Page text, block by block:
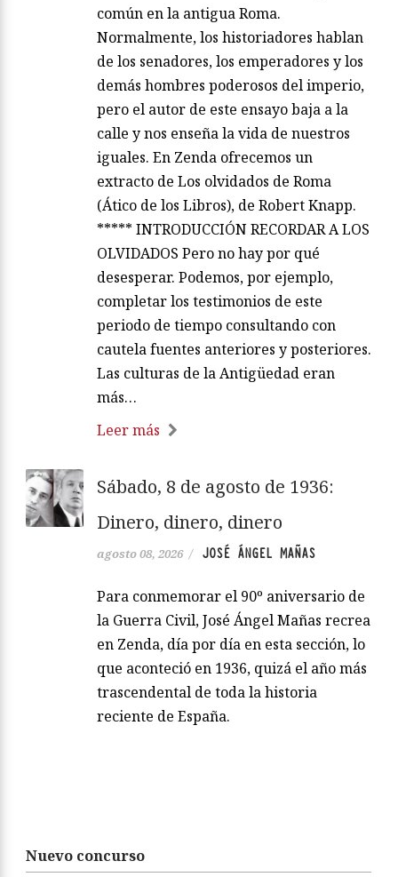
común en la antigua Roma.
Normalmente, los historiadores hablan
de los senadores, los emperadores y los
demás hombres poderosos del imperio,
pero el autor de este ensayo baja a la
calle y nos enseña la vida de nuestros
iguales. En Zenda ofrecemos un
extracto de Los olvidados de Roma
(Ático de los Libros), de Robert Knapp.
***** INTRODUCCIÓN RECORDAR A LOS
OLVIDADOS Pero no hay por qué
desesperar. Podemos, por ejemplo,
completar los testimonios de este
periodo de tiempo consultando con
cautela fuentes anteriores y posteriores.
Las culturas de la Antigüedad eran
más…
Leer más
Sábado, 8 de agosto de 1936:
Dinero, dinero, dinero
agosto 08, 2026 / JOSÉ ÁNGEL MAÑAS
Para conmemorar el 90º aniversario de
la Guerra Civil, José Ángel Mañas recrea
en Zenda, día por día en esta sección, lo
que aconteció en 1936, quizá el año más
trascendental de toda la historia
reciente de España.
Nuevo concurso